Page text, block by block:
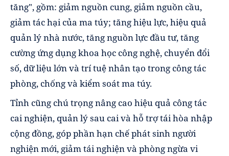
tăng", gồm: giảm nguồn cung, giảm nguồn cầu,
giảm tác hại của ma túy; tăng hiệu lực, hiệu quả
quản lý nhà nước, tăng nguồn lực đầu tư, tăng
cường ứng dụng khoa học công nghệ, chuyển đổi
số, dữ liệu lớn và trí tuệ nhân tạo trong công tác
phòng, chống và kiểm soát ma túy.
Tỉnh cũng chú trọng nâng cao hiệu quả công tác
cai nghiện, quản lý sau cai và hỗ trợ tái hòa nhập
cộng đồng, góp phần hạn chế phát sinh người
nghiện mới, giảm tái nghiện và phòng ngừa vi